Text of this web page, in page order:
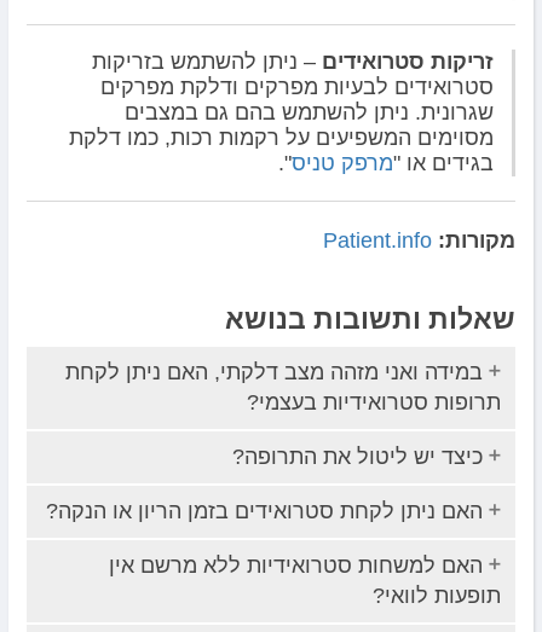
זריקות סטרואידים – ניתן להשתמש בזריקות
סטרואידים לבעיות מפרקים ודלקת מפרקים
שגרונית. ניתן להשתמש בהם גם במצבים
מסוימים המשפיעים על רקמות רכות, כמו דלקת
בגידים או "מרפק טניס".
מקורות: Patient.info
שאלות ותשובות בנושא
במידה ואני מזהה מצב דלקתי, האם ניתן לקחת
תרופות סטרואידיות בעצמי?
כיצד יש ליטול את התרופה?
האם ניתן לקחת סטרואידים בזמן הריון או הנקה?
האם למשחות סטרואידיות ללא מרשם אין
תופעות לוואי?